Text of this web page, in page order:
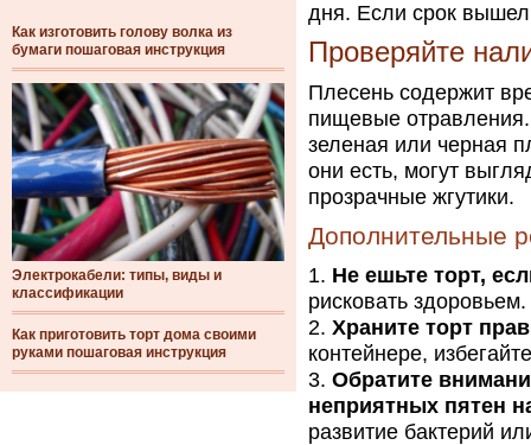
Как изготовить голову волка из
бумаги пошаговая инструкция
Электрокабели: типы, виды и
классификации
Как приготовить торт дома своими
руками пошаговая инструкция
дня. Если срок
Проверяйте
Плесень содержит
пищевые
зеленая или черная
они есть, могут
прозрачные жгутики.
Дополнительные
Не ешьте торт,
рисковать здоровьем.
Храните торт
контейнере,
Обратите
неприятных пятен
развитие бактерий